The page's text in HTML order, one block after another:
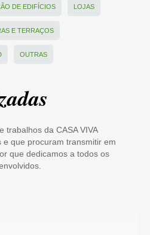
DE EDIFÍCIOS LOJAS
E TERRAÇOS
OUTRAS
trabalhos da CASA VIVA
que procuram transmitir em
que dedicamos a todos os